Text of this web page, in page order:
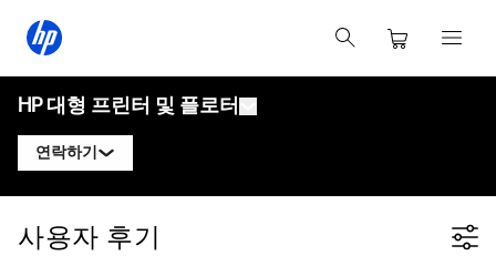
HP 대형 프린터 및 플로터
연락하기
HP 디자인젯 전문가에게 문의
HP DesignJet 기술 플로터
솔루션 및 서비스
사용자 후기
Filter category